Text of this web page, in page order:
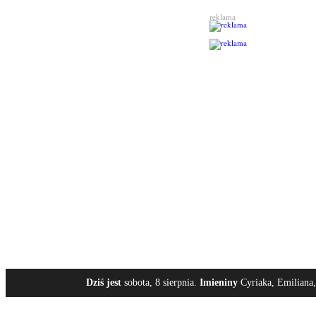
reklama
Dziś jest sobota, 8 sierpnia. Imieniny Cyriaka,